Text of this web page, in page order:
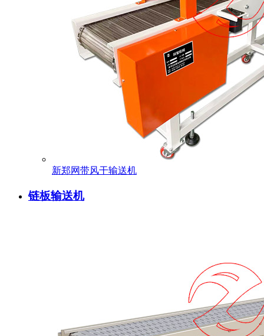
新郑网带风干输送机
链板输送机